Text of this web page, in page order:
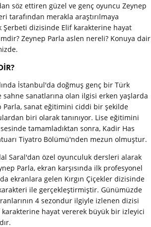
söz ettiren güzel ve genç oyuncu Zeynep
tarafından merakla araştırılmaya
Şerbeti dizisinde Elif karakterine hayat
Zeynep Parla aslen nereli? Konuya dair
İstanbul'da doğmuş genç bir Türk
sanatlarına olan ilgisi erken yaşlarda
Parla, sanat eğitimini ciddi bir şekilde
biri olarak tanınıyor. Lise eğitimini
tamamladıktan sonra, Kadir Has
Tiyatro Bölümü'nden mezun olmuştur.
Saral'dan özel oyunculuk dersleri alarak
Parla, ekran karşısında ilk profesyonel
ekranlara gelen Kırgın Çiçekler dizisinde
ile gerçekleştirmiştir. Günümüzde
4 sezondur ilgiyle izlenen dizisi
karakterine hayat vererek büyük bir izleyici